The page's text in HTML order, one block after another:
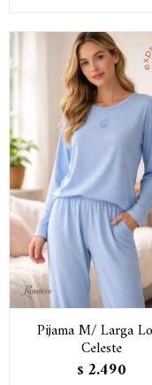
Pijama M/ Larga
Celeste
$ 2.490